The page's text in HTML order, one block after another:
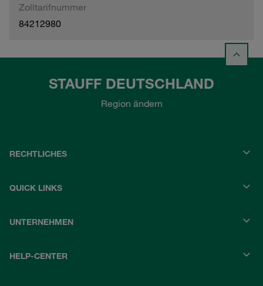
Zolltarifnummer
84212980
STAUFF DEUTSCHLAND
Region ändern
RECHTLICHES
QUICK LINKS
UNTERNEHMEN
HELP-CENTER